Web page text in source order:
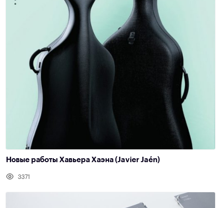
Новые работы Хавьера Хаэна (Javier Jaén)
3371